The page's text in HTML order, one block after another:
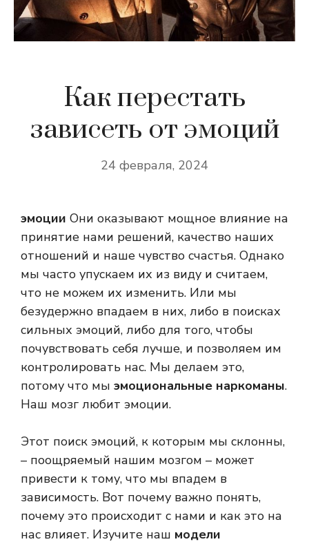
Как перестать
зависеть от эмоций
24 февраля, 2024
эмоции Они оказывают мощное влияние на
принятие нами решений, качество наших
отношений и наше чувство счастья. Однако
мы часто упускаем их из виду и считаем,
что не можем их изменить. Или мы
безудержно впадаем в них, либо в поисках
сильных эмоций, либо для того, чтобы
почувствовать себя лучше, и позволяем им
контролировать нас. Мы делаем это,
потому что мы эмоциональные наркоманы.
Наш мозг любит эмоции.
Этот поиск эмоций, к которым мы склонны,
– поощряемый нашим мозгом – может
привести к тому, что мы впадем в
зависимость. Вот почему важно понять,
почему это происходит с нами и как это на
нас влияет. Изучите наш модели